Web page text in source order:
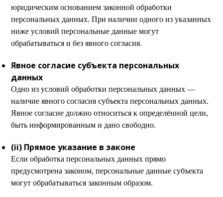
юридическим основанием законной обработки
персональных данных. При наличии одного из указанных
ниже условий персональные данные могут
обрабатываться и без явного согласия.
Явное согласие субъекта персональных
данных
Одно из условий обработки персональных данных —
наличие явного согласия субъекта персональных данных.
Явное согласие должно относиться к определённой цели,
быть информированным и дано свободно.
(ii) Прямое указание в законе
Если обработка персональных данных прямо
предусмотрена законом, персональные данные субъекта
могут обрабатываться законным образом.